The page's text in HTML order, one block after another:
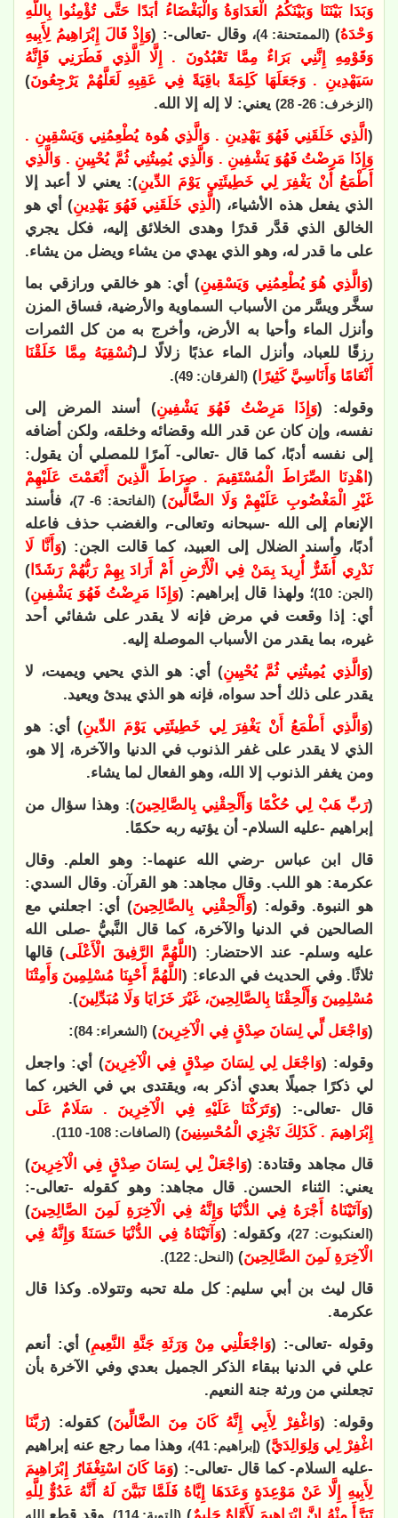
وَبَدَا بَيْنَنَا وَبَيْنَكُمُ الْعَدَاوَةُ وَالْبَغْضَاءُ أَبَدًا حَتَّى تُؤْمِنُوا بِاللَّهِ
وَحْدَهُ)(الممتحنة: 4) ، وقال -تعالى-: (وَإِذْ قَالَ إِبْرَاهِيمُ لِأَبِيهِ
وَقَوْمِهِ إِنَّنِي بَرَاءٌ مِمَّا تَعْبُدُونَ . إِلَّا الَّذِي فَطَرَنِي فَإِنَّهُ
سَيَهْدِينِ . وَجَعَلَهَا كَلِمَةً باقِيَةً فِي عَقِبِهِ لَعَلَّهُمْ يَرْجِعُونَ)
(الزخرف: 26- 28)
يعني: لا إله إلا الله.
( الَّذِي خَلَقَنِي فَهُوَ يَهْدِينِ . وَالَّذِي هُوة يُطْعِمُنِي وَيَسْقِينِ .
وَإِذَا مَرِضْتُ فَهُوَ يَشْفِينِ . وَالَّذِي يُمِيتُنِي ثُمَّ يُحْيِينِ . وَالَّذِي
أَطْمَعُ أَنْ يَغْفِرَ لِي خَطِيئَتِي يَوْمَ الدِّينِ): يعني لا أعبد إلا
الذي يفعل هذه الأشياء، (الَّذِي خَلَقَنِي فَهُوَ يَهْدِينِ) أي هو
الخالق الذي قدَّر قدرًا وهدى الخلائق إليه، فكل يجري
على ما قدر له، وهو الذي يهدي من يشاء ويضل من يشاء.
(وَالَّذِي هُوَ يُطْعِمُنِي وَيَسْقِينِ) أي: هو خالقي ورازقي بما
سخَّر ويسَّر من الأسباب السماوية والأرضية، فساق المزن
وأنزل الماء وأحيا به الأرض، وأخرج به من كل الثمرات
رزقًا للعباد، وأنزل الماء عذبًا زلالًا لـ(نُسْقِيَهُ مِمَّا خَلَقْنَا
أَنْعَامًا وَأَنَاسِيَّ كَثِيرًا ) (الفرقان: 49)
.
وقوله: (وَإِذَا مَرِضْتُ فَهُوَ يَشْفِينِ) أسند المرض إلى
نفسه، وإن كان عن قدر الله وقضائه وخلقه، ولكن أضافه
إلى نفسه أدبًا، كما قال -تعالى- آمرًا للمصلي أن يقول:
( اهْدِنَا الصِّرَاطَ الْمُسْتَقِيمَ . صِرَاطَ الَّذِينَ أَنْعَمْتَ عَلَيْهِمْ
غَيْرِ الْمَغْضُوبِ عَلَيْهِمْ وَلَا الضَّالِّينَ)(الفاتحة: 6- 7)
، فأسند
الإنعام إلى الله -سبحانه وتعالى-، والغضب حذف فاعله
أدبًا، وأسند الضلال إلى العبيد، كما قالت الجن: (وَأَنَّا لَا
نَدْرِي أَشَرٌّ أُرِيدَ بِمَنْ فِي الْأَرْضِ أَمْ أَرَادَ بِهِمْ رَبُّهُمْ رَشَدًا )
(الجن: 10) ؛ ولهذا قال إبراهيم: (وَإِذَا مَرِضْتُ فَهُوَ يَشْفِينِ)
أي: إذا وقعت في مرض فإنه لا يقدر على شفائي أحد
غيره، بما يقدر من الأسباب الموصلة إليه.
(وَالَّذِي يُمِيتُنِي ثُمَّ يُحْيِينِ) أي: هو الذي يحيي ويميت، لا
يقدر على ذلك أحد سواه، فإنه هو الذي يبدئ ويعيد.
(وَالَّذِي أَطْمَعُ أَنْ يَغْفِرَ لِي خَطِيئَتِي يَوْمَ الدِّينِ) أي: هو
الذي لا يقدر على غفر الذنوب في الدنيا والآخرة، إلا هو،
ومن يغفر الذنوب إلا الله، وهو الفعال لما يشاء.
(رَبِّ هَبْ لِي حُكْمًا وَأَلْحِقْنِي بِالصَّالِحِينَ)
: وهذا سؤال من
إبراهيم -عليه السلام- أن يؤتيه ربه حكمًا.
قال ابن عباس -رضي الله عنهما-: وهو العلم. وقال
عكرمة: هو اللب. وقال مجاهد: هو القرآن. وقال السدي:
هو النبوة. وقوله: (وَأَلْحِقْنِي بِالصَّالِحِينَ) أي: اجعلني مع
الصالحين في الدنيا والآخرة، كما قال النَّبيُّ -صلى الله
عليه وسلم- عند الاحتضار: (اللَّهُمَّ الرَّفِيقَ الْأَعْلَى) قالها
ثلاثًا. وفي الحديث في الدعاء: (اللَّهُمَّ أَحْيِنَا مُسْلِمِينَ وَأَمِتْنَا
مُسْلِمِينَ وَأَلْحِقْنَا بِالصَّالِحِينَ، غَيْرَ خَزَايَا وَلَا مُبَدِّلِينَ).
(وَاجْعَل لِّي لِسَانَ صِدْقٍ فِي الْآخِرِينَ) (الشعراء: 84)
:
وقوله: (وَاجْعَل لِي لِسَانَ صِدْقٍ فِي الْآخِرِينَ) أي: واجعل
لي ذكرًا جميلًا بعدي أذكر به، ويقتدى بي في الخير، كما
قال -تعالى-: (وَتَرَكْنَا عَلَيْهِ فِي الْآخِرِينَ . سَلَامٌ عَلَى
إِبْرَاهِيمَ . كَذَلِكَ نَجْزِي الْمُحْسِنِينَ) (الصافات: 108- 110)
.
قال مجاهد وقتادة: (وَاجْعَلْ لِي لِسَانَ صِدْقٍ فِي الْآخِرِينَ)
يعني: الثناء الحسن. قال مجاهد: وهو كقوله -تعالى-:
(وَآتَيْنَاهُ أَجْرَهُ فِي الدُّنْيَا وَإِنَّهُ فِي الْآخِرَةِ لَمِنَ الصَّالِحِينَ)
(العنكبوت: 27) ، وكقوله: (وَآتَيْنَاهُ فِي الدُّنْيَا حَسَنَةً وَإِنَّهُ فِي
الْآخِرَةِ لَمِنَ الصَّالِحِينَ) (النحل: 122)
.
قال ليث بن أبي سليم: كل ملة تحبه وتتولاه. وكذا قال
عكرمة.
وقوله -تعالى-: (وَاجْعَلْنِي مِنْ وَرَثَةِ جَنَّةِ النَّعِيمِ) أي: أنعم
علي في الدنيا ببقاء الذكر الجميل بعدي وفي الآخرة بأن
تجعلني من ورثة جنة النعيم.
وقوله: (وَاغْفِرْ لِأَبِي إِنَّهُ كَانَ مِنَ الضَّالِّينَ) كقوله: (رَبَّنَا
اغْفِرْ لِي وَلِوَالِدَيَّ) (إبراهيم: 41)
، وهذا مما رجع عنه إبراهيم
-عليه السلام- كما قال -تعالى-: (وَمَا كَانَ اسْتِغْفَارُ إِبْرَاهِيمَ
لِأَبِيهِ إِلَّا عَنْ مَوْعِدَةٍ وَعَدَهَا إِيَّاهُ فَلَمَّا تَبَيَّنَ لَهُ أَنَّهُ عَدُوٌّ لِلَّهِ
تَبَرَّأَ مِنْهُ إِنَّ إِبْرَاهِيمَ لَأَوَّاهٌ حَلِيمٌ) . وقد قطع